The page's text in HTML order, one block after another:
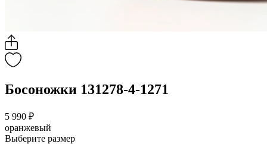
Босоножки 131278-4-1271
5 990 ₽
оранжевый
Выберите размер